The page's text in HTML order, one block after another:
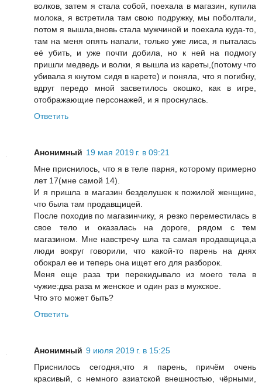
волков, затем я стала собой, поехала в магазин, купила
молока, я встретила там свою подружку, мы поболтали,
потом я вышла,вновь стала мужчиной и поехала куда-то,
там на меня опять напали, только уже лиса, я пыталась
её убить, и уже почти добила, но к ней на подмогу
пришли медведь и волки, я вышла из кареты,(потому что
убивала я кнутом сидя в карете) и поняла, что я погибну,
вдруг передо мной засветилось окошко, как в игре,
отображающие персонажей, и я проснулась.
Ответить
Анонимный 19 мая 2019 г. в 09:21
Мне приснилось, что я в теле парня, которому примерно
лет 17(мне самой 14).
И я пришла в магазин безделушек к пожилой женщине,
что была там продавщицей.
После походив по магазинчику, я резко переместилась в
свое тело и оказалась на дороге, рядом с тем
магазином. Мне навстречу шла та самая продавщица,а
люди вокруг говорили, что какой-то парень на днях
обокрал ее и теперь она ищет его для разборок.
Меня еще раза три перекидывало из моего тела в
чужие:два раза м женское и один раз в мужское.
Что это может быть?
Ответить
Анонимный 9 июля 2019 г. в 15:25
Приснилось сегодня,что я парень, причём очень
красивый, с немного азиатской внешностью, чёрными,